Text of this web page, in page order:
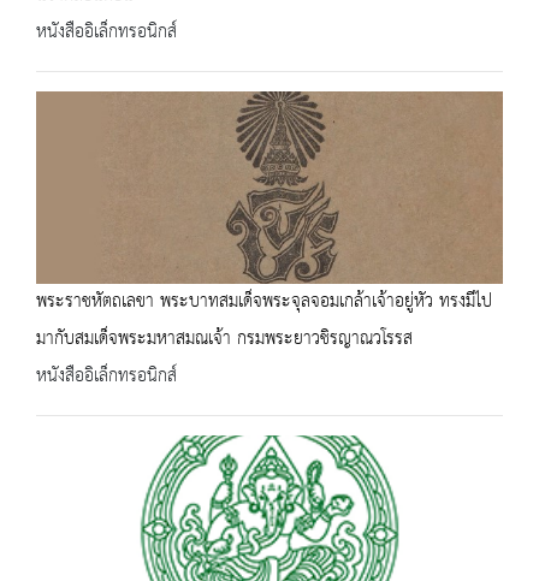
หนังสืออิเล็กทรอนิกส์
พระราชหัตถเลขา พระบาทสมเด็จพระจุลจอมเกล้าเจ้าอยู่หัว ทรงมีไป
มากับสมเด็จพระมหาสมณเจ้า กรมพระยาวชิรญาณวโรรส
หนังสืออิเล็กทรอนิกส์